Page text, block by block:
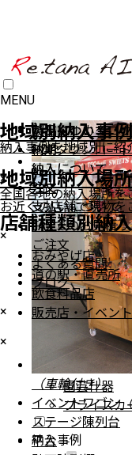
MENU
HOME
商品一覧
ワゴン（車
ワゴン（車
ステージ陳
平台
壁面陳列棚
ラウンド・
トレイラッ
システム什
レジカンタ
シェルフラ
園芸什器
プライスカ
納入事例
（車輪付き）
イベントワゴン
ステージ陳列台
平台
地域別納入事例
納入事例を地域別に紹
地域別納入場
全国各地の納入場所を
お近くの店舗で現物を
店舗種類別納
おみやげ店
道の駅・直売所
飲食料品店
販売店・イベント
×
製品について
納期
納入について
注文
支払いについて
×
製品について
納期
納入について
注文
支払いについて
FAXでのお見積り
ご注文
よくある質問
ブログ
×
デジタルカタログ
PDFダウンロード
×